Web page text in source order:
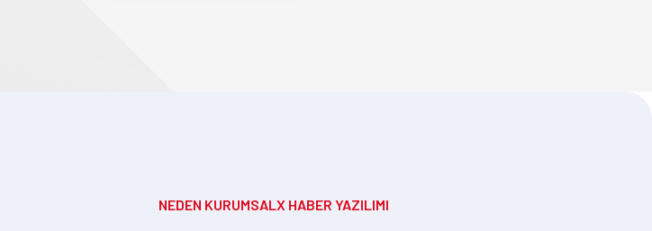
NEDEN KURUMSALX HABER YAZILIMI